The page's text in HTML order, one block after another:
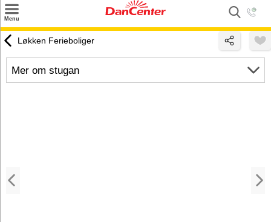
Menu
Tilbud
Inspiration
Løkken Ferieboliger
Mer om stugan